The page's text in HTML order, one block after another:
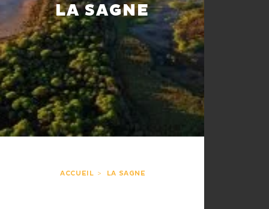
LA SAGNE
ACCUEIL LA SAGNE